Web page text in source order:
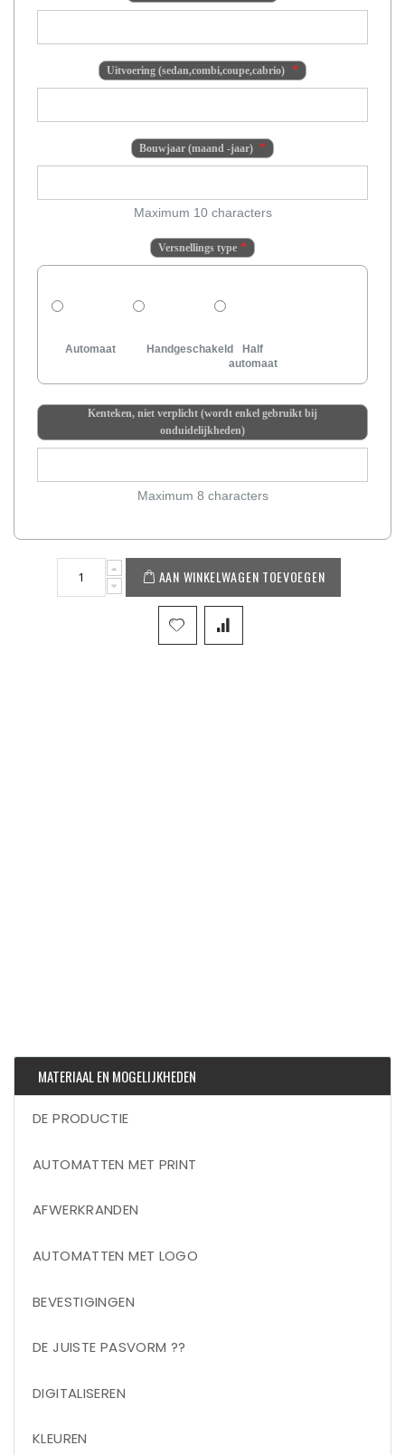
Uitvoering (sedan,combi,coupe,cabrio)
Bouwjaar (maand -jaar)
Maximum 10 characters
Versnellings type
Automaat Handgeschakeld
Half
automaat
Kenteken, niet verplicht (wordt enkel gebruikt bij
onduidelijkheden)
Maximum 8 characters
AAN WINKELWAGEN TOEVOEGEN
MATERIAAL EN MOGELIJKHEDEN
DE PRODUCTIE
AUTOMATTEN MET PRINT
AFWERKRANDEN
AUTOMATTEN MET LOGO
BEVESTIGINGEN
DE JUISTE PASVORM ??
DIGITALISEREN
KLEUREN